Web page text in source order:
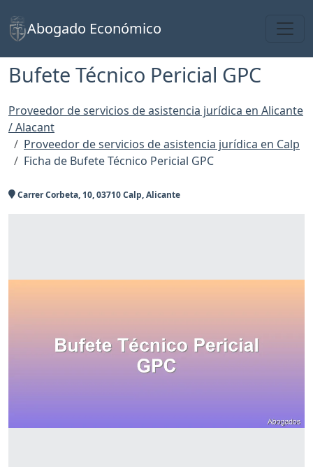
Abogado Económico
Bufete Técnico Pericial GPC
Proveedor de servicios de asistencia jurídica en Alicante
/ Alacant
Proveedor de servicios de asistencia jurídica en Calp
Ficha de Bufete Técnico Pericial GPC
Carrer Corbeta, 10, 03710 Calp, Alicante